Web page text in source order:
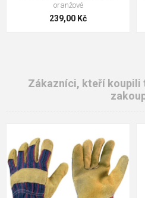
oranžové
239,00 Kč
Zákazníci, kteří koupili